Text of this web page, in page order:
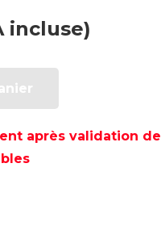
incluse)
après validation